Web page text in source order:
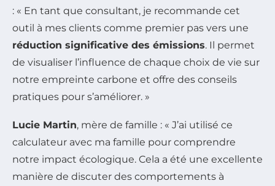
: « En tant que consultant, je recommande cet
outil à mes clients comme premier pas vers une
réduction significative des émissions. Il permet
de visualiser l’influence de chaque choix de vie sur
notre empreinte carbone et offre des conseils
pratiques pour s’améliorer. »
Lucie Martin, mère de famille : « J’ai utilisé ce
calculateur avec ma famille pour comprendre
notre impact écologique. Cela a été une excellente
manière de discuter des comportements à